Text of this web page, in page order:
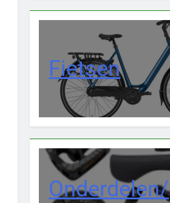
Fietsen
Onderdelen/